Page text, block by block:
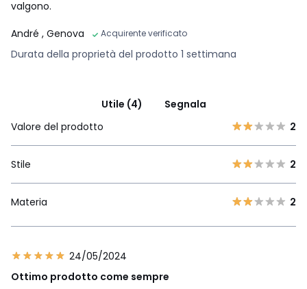
valgono.
André , Genova Acquirente verificato
Durata della proprietà del prodotto 1 settimana
Utile (4)
Segnala
Valore del prodotto
2
Stile 2
Materia 2
24/05/2024
Ottimo prodotto come sempre